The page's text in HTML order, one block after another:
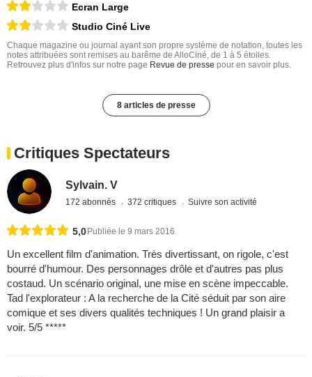
Ecran Large
Studio Ciné Live
Chaque magazine ou journal ayant son propre système de notation, toutes les
notes attribuées sont remises au barême de AlloCiné, de 1 à 5 étoiles.
Retrouvez plus d'infos sur notre page Revue de presse pour en savoir plus.
8 articles de presse
Critiques Spectateurs
Sylvain. V
172 abonnés 372 critiques Suivre son activité
5,0Publiée le 9 mars 2016
Un excellent film d'animation. Très divertissant, on rigole, c'est
bourré d'humour. Des personnages drôle et d'autres pas plus
costaud. Un scénario original, une mise en scène impeccable.
Tad l'explorateur : A la recherche de la Cité séduit par son aire
comique et ses divers qualités techniques ! Un grand plaisir a
voir. 5/5 *****